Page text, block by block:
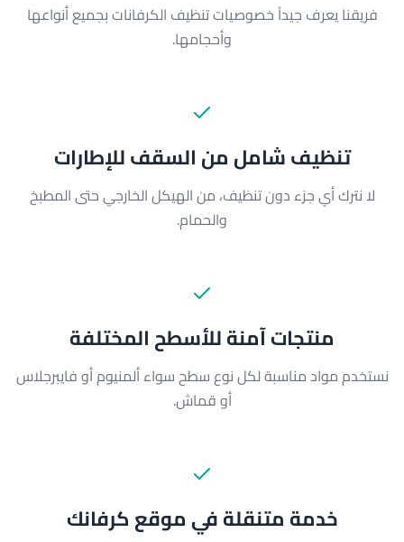
فريقنا يعرف جيداً خصوصيات تنظيف الكرفانات بجميع أنواعها
وأحجامها.
تنظيف شامل من السقف للإطارات
لا نترك أي جزء دون تنظيف، من الهيكل الخارجي حتى المطبخ
والحمام.
منتجات آمنة للأسطح المختلفة
نستخدم مواد مناسبة لكل نوع سطح سواء ألمنيوم أو فايبرجلاس
أو قماش.
خدمة متنقلة في موقع كرفانك